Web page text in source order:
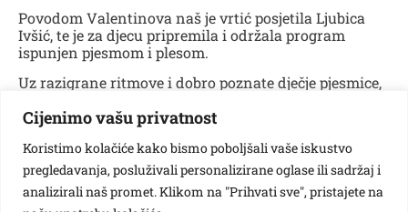
Cijenimo vašu privatnost
Koristimo kolačiće kako bismo poboljšali vaše iskustvo
pregledavanja, posluživali personalizirane oglase ili sadržaj i
analizirali naš promet. Klikom na "Prihvati sve", pristajete na
Povodom Valentinova naš je vrtić posjetila Ljubica
Ivšić, te je za djecu pripremila i održala program
ispunjen pjesmom i plesom.
Uz razigrane ritmove i dobro poznate dječje pjesmice,
dan ljubavi i prijateljstva u radosnom ozračju.
Vezane galerije: